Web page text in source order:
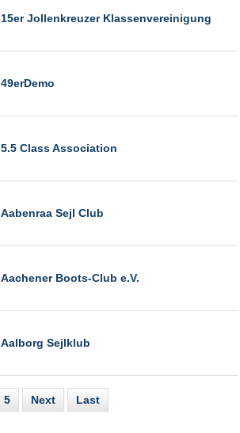
5 Next Last
15er Jollenkreuzer Klassenvereinigung
49erDemo
5.5 Class Association
Aabenraa Sejl Club
Aachener Boots-Club e.V.
Aalborg Sejlklub